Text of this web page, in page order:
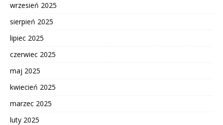
wrzesień 2025
sierpień 2025
lipiec 2025
czerwiec 2025
maj 2025
kwiecień 2025
marzec 2025
luty 2025